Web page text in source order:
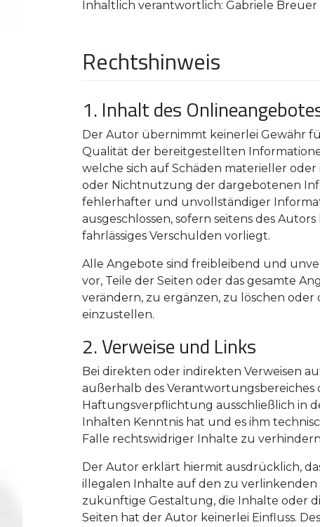
Inhaltlich verantwortlich: Gabriele Breuer
Rechtshinweis
1. Inhalt des
Der Autor übernimmt keinerlei Gewähr
Qualität der bereitgestellten
welche sich auf Schäden materieller
oder Nichtnutzung der dargebotenen
fehlerhafter und unvollständiger
ausgeschlossen, sofern seitens des
fahrlässiges Verschulden vorliegt.
Alle Angebote sind freibleibend und
vor, Teile der Seiten oder das gesamte
verändern, zu ergänzen, zu löschen
einzustellen.
2. Verweise und Links
Bei direkten oder indirekten Verweisen
außerhalb des Verantwortungsbereiches
Haftungsverpflichtung ausschließlich in
Inhalten Kenntnis hat und es ihm
Falle rechtswidriger Inhalte zu
Der Autor erklärt hiermit ausdrücklich,
illegalen Inhalte auf den zu
zukünftige Gestaltung, die Inhalte oder
Seiten hat der Autor keinerlei Einfluss.